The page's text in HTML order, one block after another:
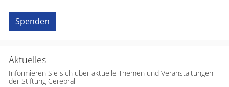
Spenden
Aktuelles
Informieren Sie sich über aktuelle Themen und Veranstaltungen
der Stiftung Cerebral